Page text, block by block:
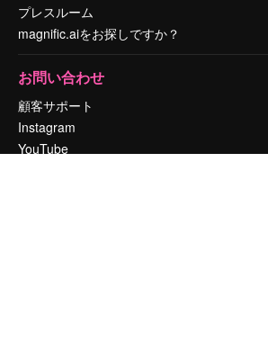
プレスルーム
magnific.aiをお探しですか？
お問い合わせ
顧客サポート
Instagram
YouTube